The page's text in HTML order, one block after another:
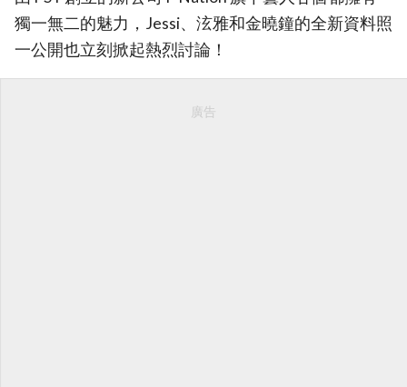
獨一無二的魅力，Jessi、泫雅和金曉鐘的全新資料照
一公開也立刻掀起熱烈討論！
廣告